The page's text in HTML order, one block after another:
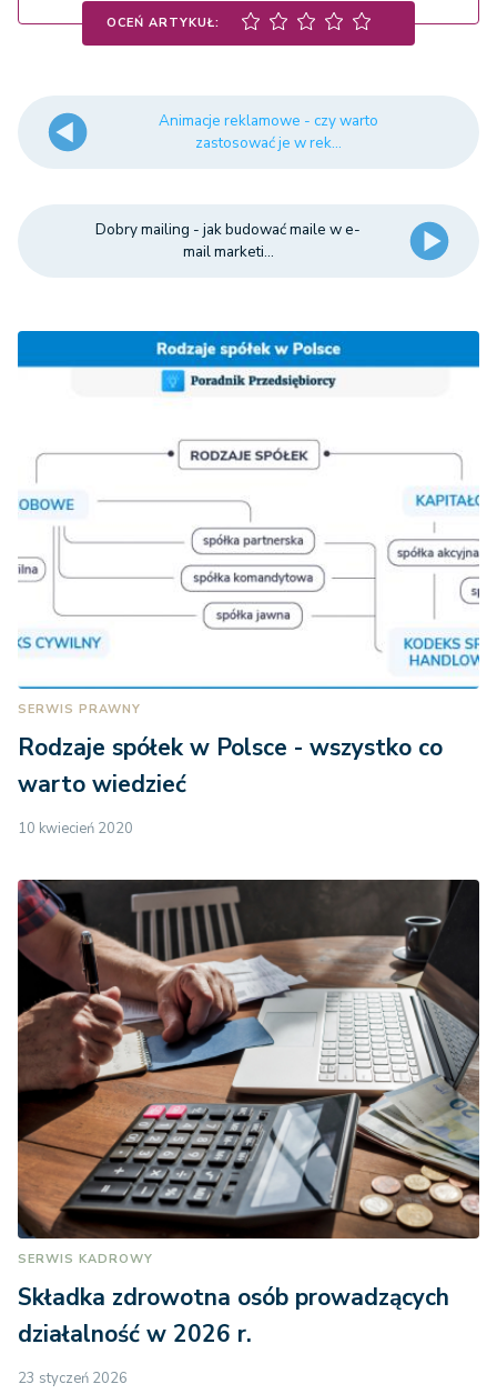
OCEŃ ARTYKUŁ:
Animacje reklamowe - czy warto
zastosować je w rek...
Dobry mailing - jak budować maile w e-
mail marketi...
SERWIS PRAWNY
Rodzaje spółek w Polsce - wszystko co
warto wiedzieć
10 kwiecień 2020
SERWIS KADROWY
Składka zdrowotna osób prowadzących
działalność w 2026 r.
23 styczeń 2026